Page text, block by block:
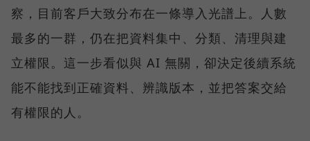
察，目前客戶大致分布在一條導入光譜上。人數
最多的一群，仍在把資料集中、分類、清理與建
立權限。這一步看似與 AI 無關，卻決定後續系統
能不能找到正確資料、辨識版本，並把答案交給
有權限的人。